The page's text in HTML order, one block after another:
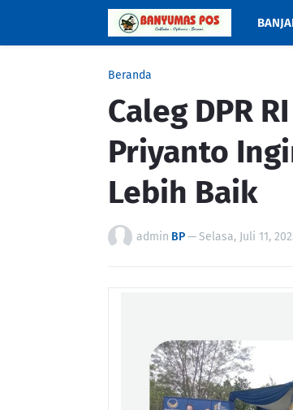
Beranda
Caleg DPR
Priyanto
Lebih Baik
admin BP—Selasa, Juli 11,